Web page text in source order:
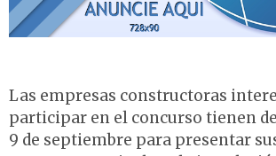
Las empresas constructoras
participar en el concurso tienen
9 de septiembre para presentar